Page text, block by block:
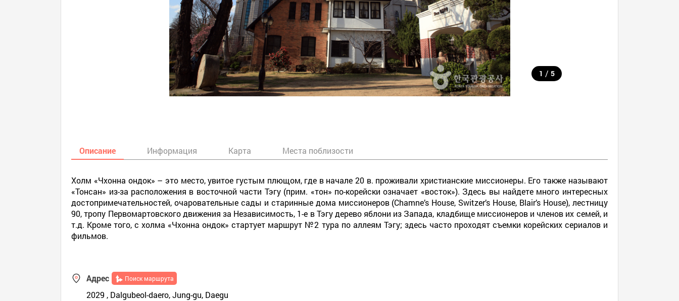
1 / 5
Описание Информация Карта Места поблизости
Холм «Чхонна ондок» – это место, увитое густым плющом, где в начале 20 в. проживали христианские миссионеры. Его также называют
«Тонсан» из-за расположения в восточной части Тэгу (прим. «тон» по-корейски означает «восток»). Здесь вы найдете много интересных
достопримечательностей, очаровательные сады и старинные дома миссионеров (Chamne’s House, Switzer’s House, Blair’s House), лестницу
90, тропу Первомартовского движения за Независимость, 1-е в Тэгу дерево яблони из Запада, кладбище миссионеров и членов их семей, и
т.д. Кроме того, с холма «Чхонна ондок» стартует маршрут №2 тура по аллеям Тэгу; здесь часто проходят съемки корейских сериалов и
фильмов.
Адрес Поиск маршрута
2029 , Dalgubeol-daero, Jung-gu, Daegu